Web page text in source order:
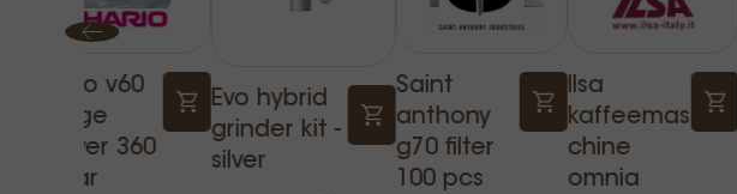
Hario v60
range
server 360
clear
Evo hybrid
grinder kit -
silver
Saint
anthony
g70 filter
100 pcs
Ilsa
kaffeemas
chine
omnia